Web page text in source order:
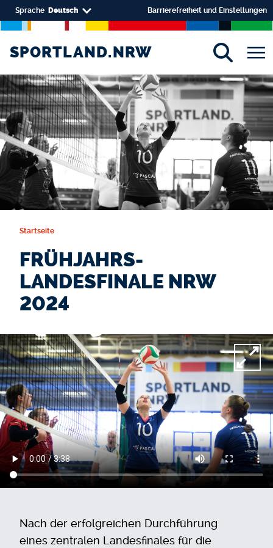
Direkt zum Inhalt
Select your language
Sprache Deutsch Barrierefreiheit und Einstellungen
SPORTLAND.NRW
SPORTLAND.NRW
Startseite
FRÜHJAHRS-
LANDESFINALE NRW
2024
Video-Datei
Nach der erfolgreichen Durchführung
eines zentralen Landesfinales für die